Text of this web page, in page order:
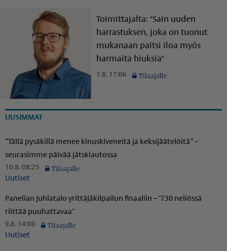
Toimittajalta: "Sain uuden
harrastuksen, joka on tuonut
mukanaan paitsi iloa myös
harmaita hiuksia"
7.8. 17:06
UUSIMMAT
”Tällä pysäkillä menee kinuskiveneitä ja keksijäätelöitä” –
seurasimme päivää jätskiautossa
10.8. 08:25
Uutiset
Panelian Juhlatalo yrittä­jä­kil­pailun finaaliin – "730 neliössä
riittää puuhattavaa"
9.8. 14:00
Uutiset